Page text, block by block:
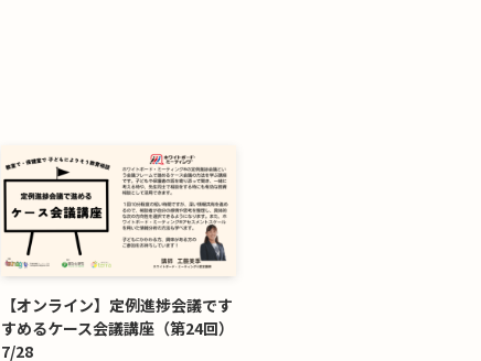
【オンライン】定例進捗会議です
すめるケース会議講座（第24回）
7/28